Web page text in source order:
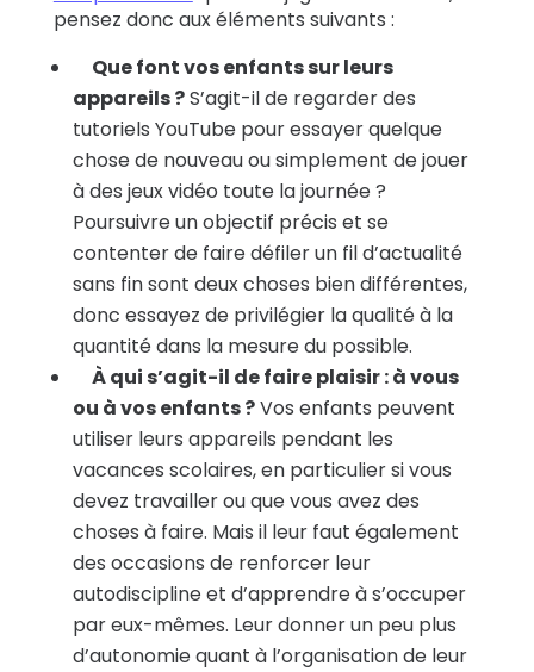
pensez donc aux éléments suivants :
Que font vos enfants sur leurs
appareils ?S’agit-il de regarder des
tutoriels YouTube pour essayer quelque
chose de nouveau ou simplement de jouer
à des jeux vidéo toute la journée ?
Poursuivre un objectif précis et se
contenter de faire défiler un fil d’actualité
sans fin sont deux choses bien différentes,
donc essayez de privilégier la qualité à la
quantité dans la mesure du possible.
À qui s’agit-il de faire plaisir : à vous
ou à vos enfants ?Vos enfants peuvent
utiliser leurs appareils pendant les
vacances scolaires, en particulier si vous
devez travailler ou que vous avez des
choses à faire. Mais il leur faut également
des occasions de renforcer leur
autodiscipline et d’apprendre à s’occuper
par eux-mêmes. Leur donner un peu plus
d’autonomie quant à l’organisation de leur